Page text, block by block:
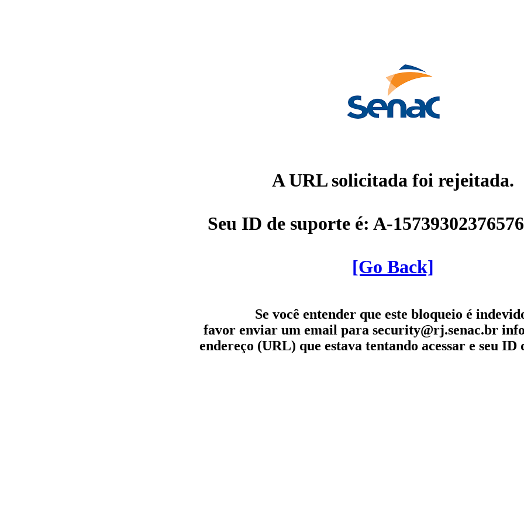
A URL solicitada foi rejeitada.
Seu ID de suporte é: A-
[Go Back]
Se você entender que este bloqueio é
favor enviar um email para security@rj.senac.br
endereço (URL) que estava tentando acessar e seu ID